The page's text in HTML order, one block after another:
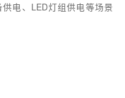
电、LED灯组供电等场景